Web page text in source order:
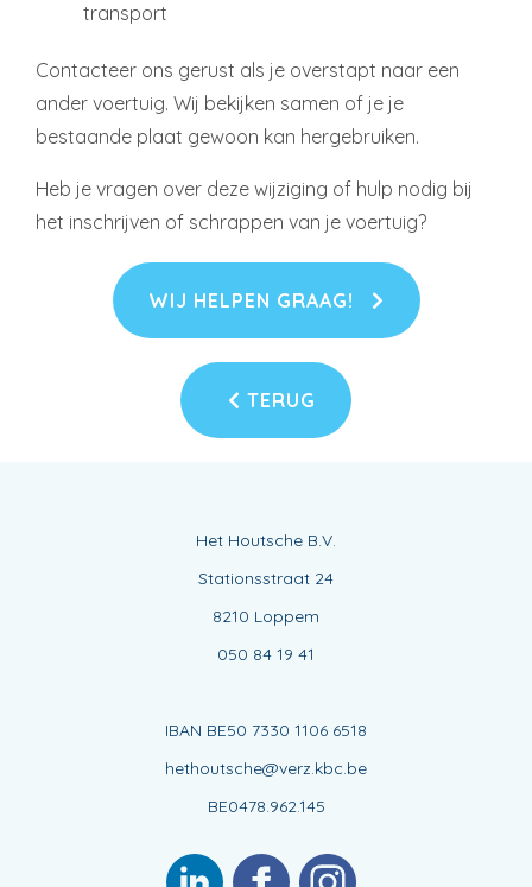
transport
Contacteer ons gerust als je overstapt naar een
ander voertuig. Wij bekijken samen of je je
bestaande plaat gewoon kan hergebruiken.
Heb je vragen over deze wijziging of hulp nodig bij
het inschrijven of schrappen van je voertuig?
WIJ HELPEN GRAAG!
TERUG
Het Houtsche B.V.
Stationsstraat 24
8210 Loppem
050 84 19 41
IBAN BE50 7330 1106 6518
hethoutsche@verz.kbc.be
BE0478.962.145